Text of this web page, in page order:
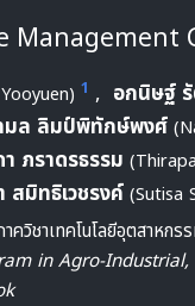
Management
1 , อกนิษฐ์
ล ลิมป์พิทักษ์พงศ์
ภราดรธรรม
สมิทธิเวชรงค์ (Sutisa
ชาเทคโนโลยีอุตสาหกร
in Agro-